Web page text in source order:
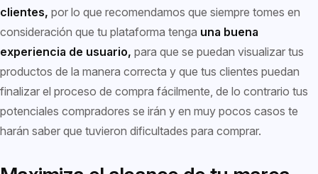
clientes, por lo que recomendamos que siempre tomes en
consideración que tu plataforma tenga una buena
experiencia de usuario, para que se puedan visualizar tus
productos de la manera correcta y que tus clientes puedan
finalizar el proceso de compra fácilmente, de lo contrario tus
potenciales compradores se irán y en muy pocos casos te
harán saber que tuvieron dificultades para comprar.